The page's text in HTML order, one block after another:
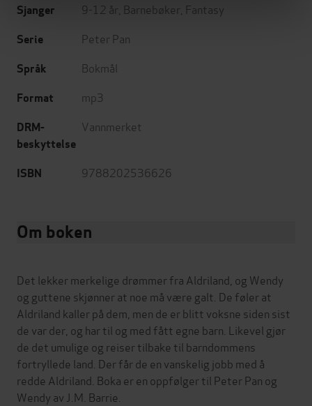
Sjanger 9-12 år Barnebøker Fantasy
Serie Peter Pan
Språk Bokmål
Format mp3
DRM-
beskyttelse
Vannmerket
ISBN 9788202536626
Om boken
Det lekker merkelige drømmer fra Aldriland, og Wendy
og guttene skjønner at noe må være galt. De føler at
Aldriland kaller på dem, men de er blitt voksne siden sist
de var der, og har til og med fått egne barn. Likevel gjør
de det umulige og reiser tilbake til barndommens
fortryllede land. Der får de en vanskelig jobb med å
redde Aldriland. Boka er en oppfølger til Peter Pan og
Wendy av J.M. Barrie.